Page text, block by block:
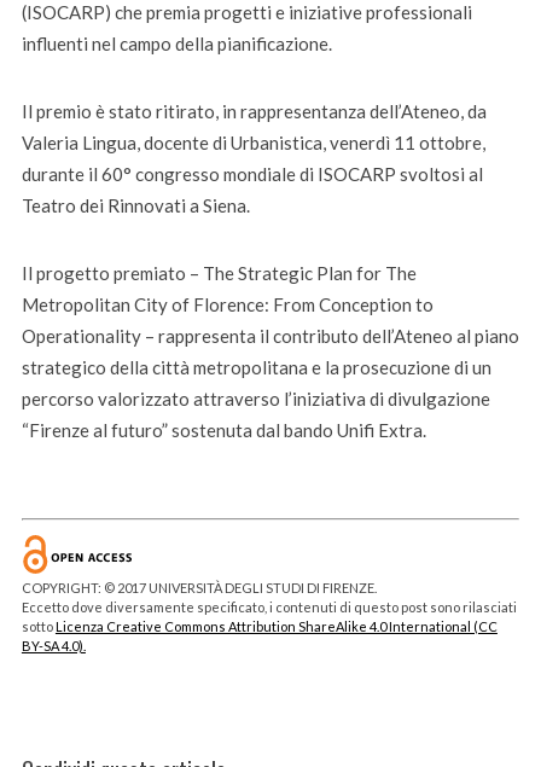
(ISOCARP) che premia progetti e iniziative professionali
influenti nel campo della pianificazione.
Il premio è stato ritirato, in rappresentanza dell’Ateneo, da
Valeria Lingua, docente di Urbanistica, venerdì 11 ottobre,
durante il 60° congresso mondiale di ISOCARP svoltosi al
Teatro dei Rinnovati a Siena.
Il progetto premiato – The Strategic Plan for The
Metropolitan City of Florence: From Conception to
Operationality – rappresenta il contributo dell’Ateneo al piano
strategico della città metropolitana e la prosecuzione di un
percorso valorizzato attraverso l’iniziativa di divulgazione
“Firenze al futuro” sostenuta dal bando Unifi Extra.
COPYRIGHT: © 2017 UNIVERSITÀ DEGLI STUDI DI FIRENZE.
Eccetto dove diversamente specificato, i contenuti di questo post sono rilasciati
sottoLicenza Creative Commons Attribution ShareAlike 4.0 International (CC
BY-SA 4.0).